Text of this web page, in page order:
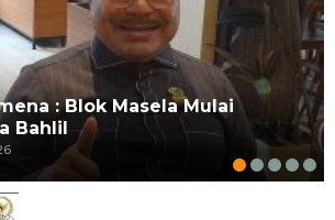
: Blok Masela Mulai
Bahlil